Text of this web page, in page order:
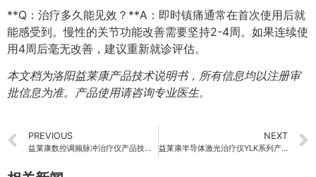
**Q：治疗多久能见效？**A：即时镇痛通常在首次使用后就
能感受到。慢性的关节功能改善需要坚持2-4周。如果连续使
用4周后毫无改善，建议重新就诊评估。
本文档为洛阳益莱康产品技术说明书，所有信息均以注册审
批信息为准。产品使用请咨询专业医生。
PREVIOUS
益莱康数控调频脉冲治疗仪产品技术白皮书
NEXT
益莱康半导体激光治疗仪YLK系列产品技术说明书